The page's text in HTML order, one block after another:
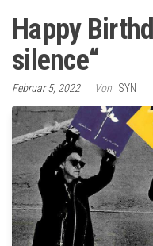
Happy
silence“
Februar 5, 2022 Von SYN